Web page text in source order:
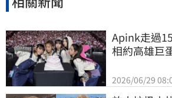
Apink走過
相約高雄巨
2026/06/29